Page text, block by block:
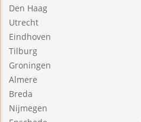
Den Haag
Utrecht
Eindhoven
Tilburg
Groningen
Almere
Breda
Nijmegen